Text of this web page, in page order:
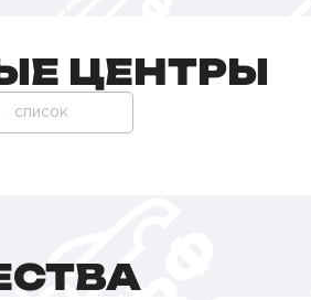
ЦЕНТРЫ
список